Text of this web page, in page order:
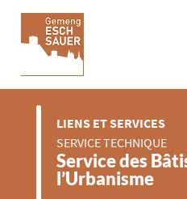
LIENS ET SERVICES
SERVICE TECHNIQUE
Service des
l’Urbanisme